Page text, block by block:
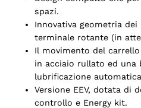
spazi.
Innovativa geometria
terminale rotante (in
Il movimento del
in acciaio rullato ed una
lubrificazione
Versione EEV, dotata di
controllo e Energy kit.